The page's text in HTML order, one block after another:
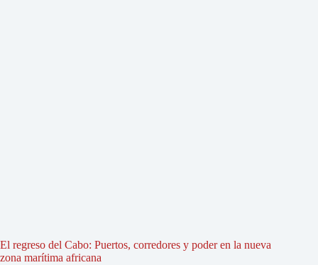
El regreso del Cabo: Puertos, corredores y poder en la nueva
zona marítima africana